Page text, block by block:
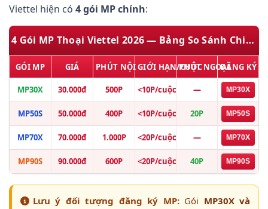
Viettel hiện có 4 gói MP chính:
4 Gói MP Thoại Viettel 2026 — Bảng So Sánh Chi Tiết
GÓI MP GIÁ PHÚT NỘIGIỚI HẠN/CUỘCPHÚT NGOẠIĐĂNG KÝ
MP30X 30.000đ 500P <10P/cuộc — MP30X
MP50S 50.000đ 400P <10P/cuộc 20P MP50S
MP70X 70.000đ 1.000P <20P/cuộc — MP70X
MP90S 90.000đ 600P <20P/cuộc 40P MP90S
Lưu ý đối tượng đăng ký MP: Gói MP30X và